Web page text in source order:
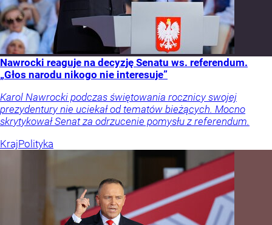
Nawrocki reaguje na decyzję Senatu ws. referendum.
„Głos narodu nikogo nie interesuje”
Karol Nawrocki podczas świętowania rocznicy swojej
prezydentury nie uciekał od tematów bieżących. Mocno
skrytykował Senat za odrzucenie pomysłu z referendum.
KrajPolityka